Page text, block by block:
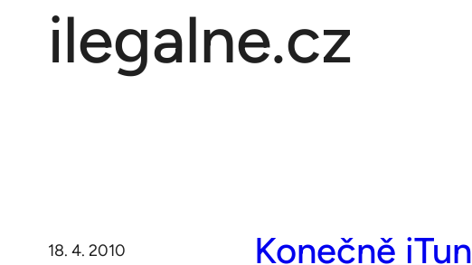
ilegalne.cz
18. 4. 2010 Konečně